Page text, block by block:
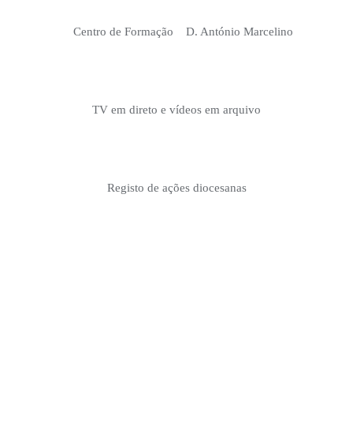
Centro de Formação D. António Marcelino
TV em direto e vídeos em arquivo
Registo de ações diocesanas